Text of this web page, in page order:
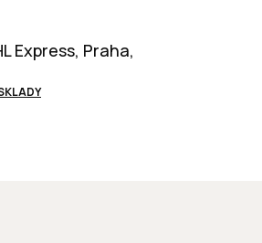
Express, Praha,